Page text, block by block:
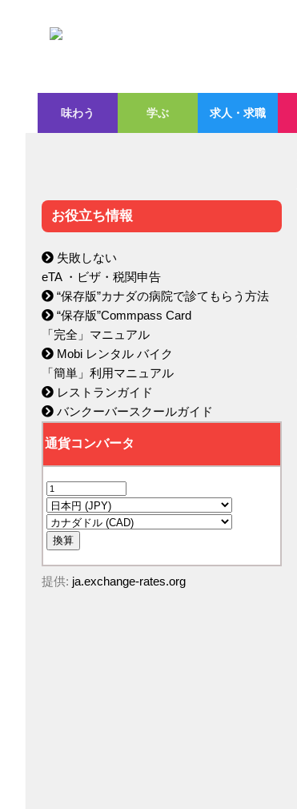
味わう 学ぶ 求人・求職
お役立ち情報
失敗しない
eTA ・ビザ・税関申告
“保存版”カナダの病院で診てもらう方法
“保存版”Commpass Card
「完全」マニュアル
Mobi レンタル バイク
「簡単」利用マニュアル
レストランガイド
バンクーバースクールガイド
提供: ja.exchange-rates.org